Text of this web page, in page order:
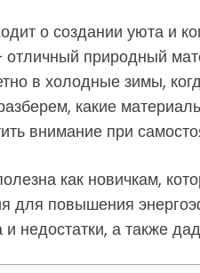
о создании уюта и
отличный природный
в холодные зимы,
какие
внимание при
как новичкам,
для повышения
недостатки, а также